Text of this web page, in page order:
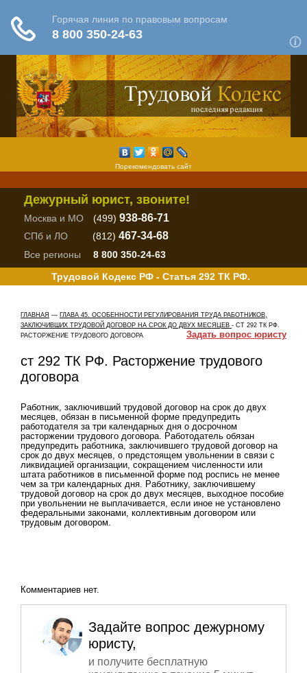
Порекомендовать сайт
Дежурный юрист, звоните!
Москва и МО (499) 938-86-71
СПб и ЛО (812) 467-34-68
Все регионы
8 800 350-24-63
Трудовой Кодекс РФ - Статья 292 ТК РФ.
ГЛАВНАЯ — ГЛАВА 45. ОСОБЕННОСТИ РЕГУЛИРОВАНИЯ ТРУДА РАБОТНИКОВ,
ЗАКЛЮЧИВШИХ ТРУДОВОЙ ДОГОВОР НА СРОК ДО ДВУХ МЕСЯЦЕВ - СТ 292 ТК РФ.
РАСТОРЖЕНИЕ ТРУДОВОГО ДОГОВОРА
Задать вопрос юристу
ст 292 ТК РФ. Расторжение трудового
договора
Работник, заключивший трудовой договор на срок до двух
месяцев, обязан в письменной форме предупредить
работодателя за три календарных дня о досрочном
расторжении трудового договора. Работодатель обязан
предупредить работника, заключившего трудовой договор на
срок до двух месяцев, о предстоящем увольнении в связи с
ликвидацией организации, сокращением численности или
штата работников в письменной форме под роспись не менее
чем за три календарных дня. Работнику, заключившему
трудовой договор на срок до двух месяцев, выходное пособие
при увольнении не выплачивается, если иное не установлено
федеральными законами, коллективным договором или
трудовым договором.
Комментариев нет.
Задайте вопрос дежурному
юристу,
и получите бесплатную